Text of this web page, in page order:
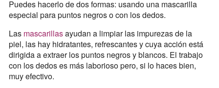
Puedes hacerlo de dos formas: usando una mascarilla
especial para puntos negros o con los dedos.
Las mascarillasayudan a limpiar las impurezas de la
piel, las hay hidratantes, refrescantes y cuya acción está
dirigida a extraer los puntos negros y blancos. El trabajo
con los dedos es más laborioso pero, si lo haces bien,
muy efectivo.